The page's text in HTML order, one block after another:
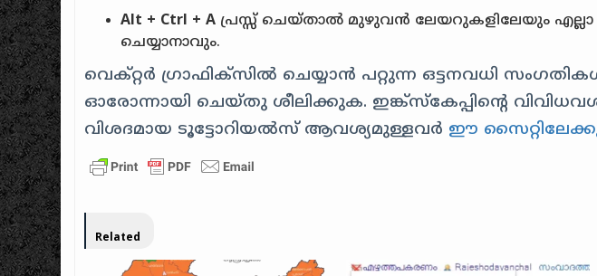
Alt + Ctrl + A പ്രസ്സ് ചെയ്താൽ മുഴുവൻ ലേയറുകളിലേയും എല്ലാ
ചെയ്യാനാവും.
വെക്റ്റർ ഗ്രാഫിക്സിൽ ചെയ്യാൻ പറ്റുന്ന ഒട്ടനവധി
ഓരോന്നായി ചെയ്തു ശീലിക്കുക. ഇങ്ക്സ്കേപ്പിന്റെ
വിശദമായ ടൂട്ടോറിയൽസ് ആവശ്യമുള്ളവർ ഈ
Related